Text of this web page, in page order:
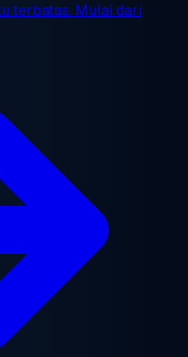
terbatas. Mulai dari